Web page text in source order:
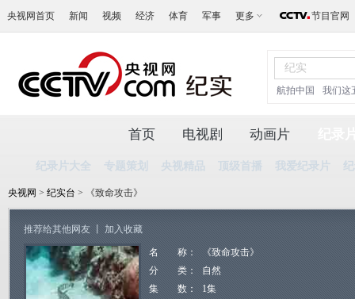
央视网首页 新闻 视频 经济 体育 军事 更多 节目官网
航拍中国 我们这
首页 电视剧 动画片
纪录片大全 专题策划 央视精品 顶级首播 我爱纪录片
央视网 > 纪实台 > 《致命攻击》
推荐给其他网友 加入收藏
名 称：
《致命攻击》
分 类：
自然
集 数：
1集